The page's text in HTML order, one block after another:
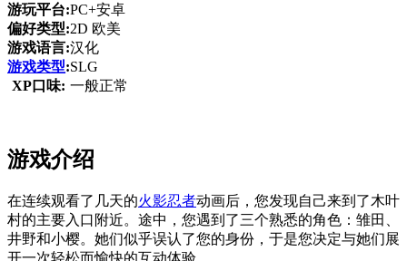
游玩平台:PC+安卓
偏好类型:2D 欧美
游戏语言:汉化
游戏类型:SLG
XP口味: 一般正常
游戏介绍
在连续观看了几天的火影忍者动画后，您发现自己来到了木叶
村的主要入口附近。途中，您遇到了三个熟悉的角色：雏田、
井野和小樱。她们似乎误认了您的身份，于是您决定与她们展
开一次轻松而愉快的互动体验。